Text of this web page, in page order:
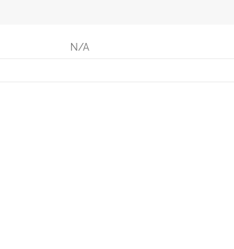
N/A